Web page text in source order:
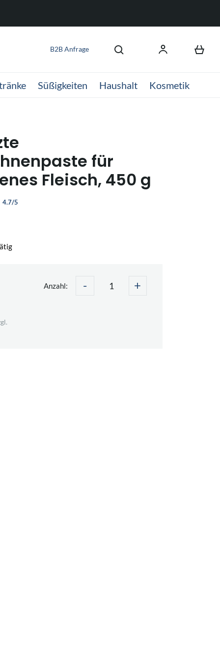
B2B Anfrage
Süßigkeiten Haushalt Kosmetik
für
Fleisch, 450 g
4.7/5
Anzahl: - +